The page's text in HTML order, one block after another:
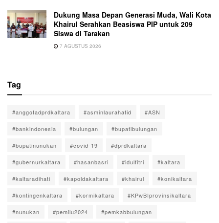
Dukung Masa Depan Generasi Muda, Wali Kota
Khairul Serahkan Beasiswa PIP untuk 209
Siswa di Tarakan
7 AGUSTUS 2026
Tag
#anggotadprdkaltara #asminlaurahafid #ASN
#bankindonesia #bulungan #bupatibulungan
#bupatinunukan #covid-19 #dprdkaltara
#gubernurkaltara #hasanbasri #idulfitri #kaltara
#kaltaradihati #kapoldakaltara #khairul #konikaltara
#kontingenkaltara #kormikaltara #KPwBIprovinsikaltara
#nunukan #pemilu2024 #pemkabbulungan